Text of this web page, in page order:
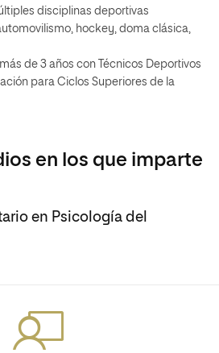
disciplinas deportivas
hockey, doma clásica,
de 3 años con Técnicos Deportivos
para Ciclos Superiores de la
en los que imparte
en Psicología del